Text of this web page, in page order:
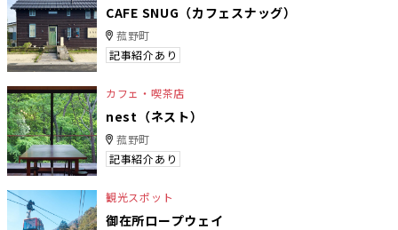
CAFE SNUG（カフェスナッグ）
菰野町
記事紹介あり
カフェ・喫茶店
nest（ネスト）
菰野町
記事紹介あり
観光スポット
御在所ロープウェイ